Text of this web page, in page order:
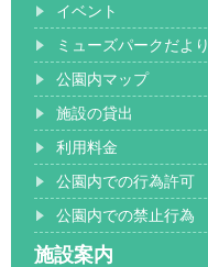
イベント
ミューズパークだより
公園内マップ
施設の貸出
利用料金
公園内での行為許可
公園内での禁止行為
施設案内